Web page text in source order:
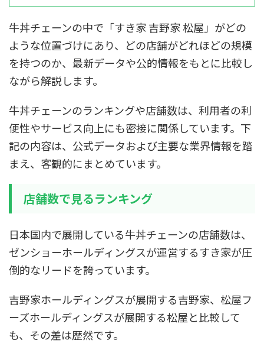
牛丼チェーンの中で「すき家 吉野家 松屋」がどの
ような位置づけにあり、どの店舗がどれほどの規模
を持つのか、最新データや公的情報をもとに比較し
ながら解説します。
牛丼チェーンのランキングや店舗数は、利用者の利
便性やサービス向上にも密接に関係しています。下
記の内容は、公式データおよび主要な業界情報を踏
まえ、客観的にまとめています。
店舗数で見るランキング
日本国内で展開している牛丼チェーンの店舗数は、
ゼンショーホールディングスが運営するすき家が圧
倒的なリードを誇っています。
吉野家ホールディングスが展開する吉野家、松屋フ
ーズホールディングスが展開する松屋と比較して
も、その差は歴然です。